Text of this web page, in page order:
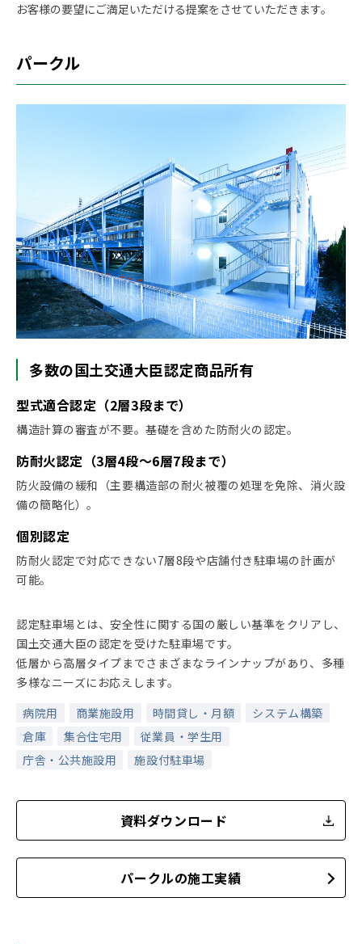
お客様の要望にご満足いただける提案をさせていただきます。
パークル
多数の国土交通大臣認定商品所有
型式適合認定（2層3段まで）
構造計算の審査が不要。基礎を含めた防耐火の認定。
防耐火認定（3層4段～6層7段まで）
防火設備の緩和（主要構造部の耐火被覆の処理を免除、消火設
備の簡略化）。
個別認定
防耐火認定で対応できない7層8段や店舗付き駐車場の計画が
可能。
認定駐車場とは、安全性に関する国の厳しい基準をクリアし、
国土交通大臣の認定を受けた駐車場です。
低層から高層タイプまでさまざまなラインナップがあり、多種
多様なニーズにお応えします。
病院用
商業施設用 時間貸し・月額
システム構築
倉庫
集合住宅用
従業員・学生用
庁舎・公共施設用
施設付駐車場
資料ダウンロード
パークルの施工実績